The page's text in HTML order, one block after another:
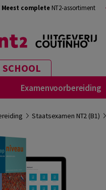
Meest completeNT2-assortiment
SCHOOL
Examenvoorbereiding
Staatsexamen NT2 (B1)